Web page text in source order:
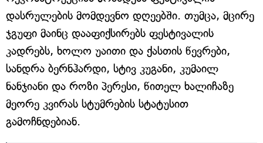
დასრულების მომდევნო დღეებში. თუმცა, მცირე
ჯგუფი მაინც დააფიქსირებს ფესტივალის
კადრებს, ხოლო უაითი და ქასთის წევრები,
სანდრა ბერნჰარდი, სტივ კუგანი, კუმაილ
ნანჯიანი და როზი პერესი, წითელ ხალიჩაზე
მეორე კვირას სტუმრების სტატუსით
გამოჩნდებიან.